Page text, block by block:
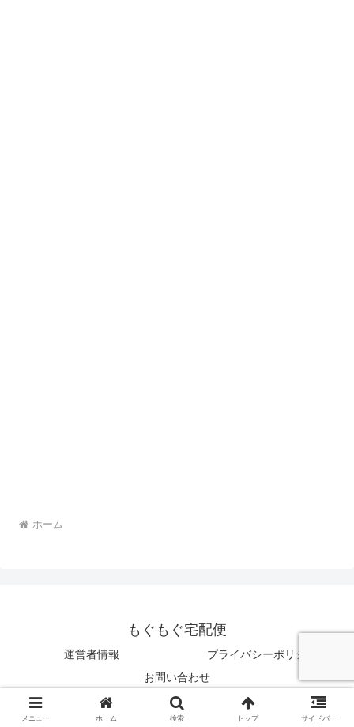
ホーム
もぐもぐ宅配便
運営者情報
プライバシーポリシー
お問い合わせ
© 2022 もぐもぐ宅配便.
メニュー ホーム 検索 トップ サイドバー